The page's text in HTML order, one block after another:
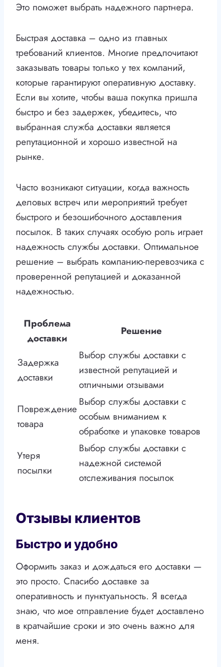
Это поможет выбрать надежного партнера.
Быстрая доставка – одно из главных
требований клиентов. Многие предпочитают
заказывать товары только у тех компаний,
которые гарантируют оперативную доставку.
Если вы хотите, чтобы ваша покупка пришла
быстро и без задержек, убедитесь, что
выбранная служба доставки является
репутационной и хорошо известной на
рынке.
Часто возникают ситуации, когда важность
деловых встреч или мероприятий требует
быстрого и безошибочного доставления
посылок. В таких случаях особую роль играет
надежность службы доставки. Оптимальное
решение – выбрать компанию-перевозчика с
проверенной репутацией и доказанной
надежностью.
Проблема
доставки
Решение
Задержка
доставки
Выбор службы доставки с
известной репутацией и
отличными отзывами
Повреждение
товара
Выбор службы доставки с
особым вниманием к
обработке и упаковке товаров
Утеря
посылки
Выбор службы доставки с
надежной системой
отслеживания посылок
Отзывы клиентов
Быстро и удобно
Оформить заказ и дождаться его доставки —
это просто. Спасибо доставке за
оперативность и пунктуальность. Я всегда
знаю, что мое отправление будет доставлено
в кратчайшие сроки и это очень важно для
меня.